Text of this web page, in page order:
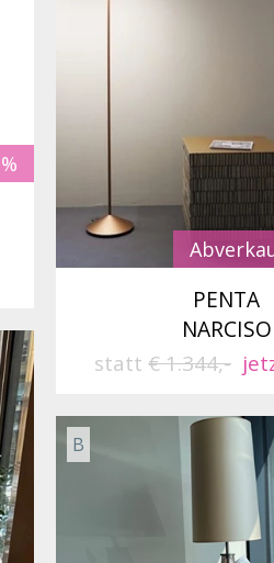
PENTA
NARCISO
statt € 1.344,-
B